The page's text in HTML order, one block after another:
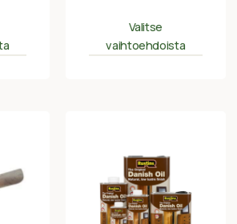
Valitse
vaihtoehdoista